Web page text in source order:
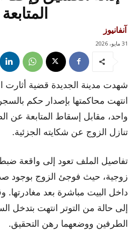
المتابعة
آنفانيوز
31 مايو، 2026
شهدت مدينة الجديدة قضية أثارت
انتهت محاكمتها بإصدار حكم
واحد، مقابل إسقاط المتابعة عن
تنازل الزوج عن شكايته الجزئية.
تفاصيل الملف تعود إلى واقعة
زوجية، حيث فوجئ الزوج بوجود
داخل البيت مباشرة بعد مغادرتها.
إلى حالة من التوتر انتهت بتدخل
الطرفين ووضعهما رهن التحقيق.